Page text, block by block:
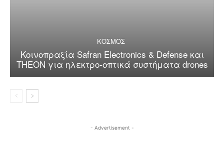
ΚΟΣΜΟΣ
Κοινοπραξία Safran Electronics & Defense και
THEON για ηλεκτρο-οπτικά συστήματα drones
- Advertisement -